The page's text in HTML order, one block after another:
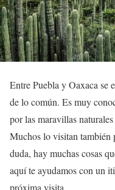
Entre Puebla y Oaxaca se
de lo común. Es muy
por las maravillas
Muchos lo visitan también
duda, hay muchas cosas
aquí te ayudamos con un